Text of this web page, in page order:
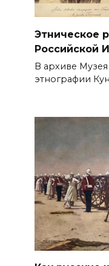
Этническое
Российской
В архиве
этнографии